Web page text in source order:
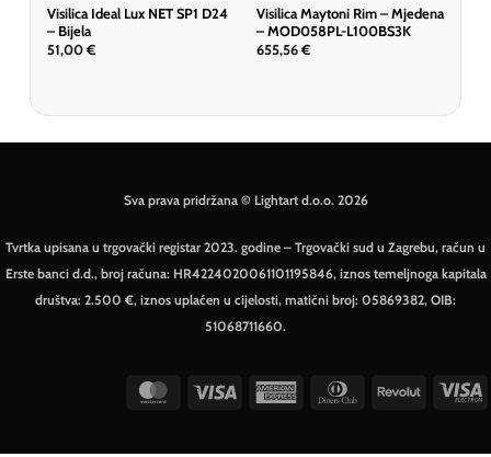
Visilica Ideal Lux NET SP1 D24
– Bijela
51,00 €
Visilica Maytoni Rim – Mjedena
– MOD058PL-L100BS3K
655,56 €
Sva prava pridržana © Lightart d.o.o. 2026
Tvrtka upisana u trgovački registar 2023. godine – Trgovački sud u Zagrebu, račun u
Erste banci d.d., broj računa: HR4224020061101195846, iznos temeljnoga kapitala
društva: 2.500 €, iznos uplaćen u cijelosti, matični broj: 05869382, OIB:
51068711660.
MasterCard
Visa
American
Dinners Revolut